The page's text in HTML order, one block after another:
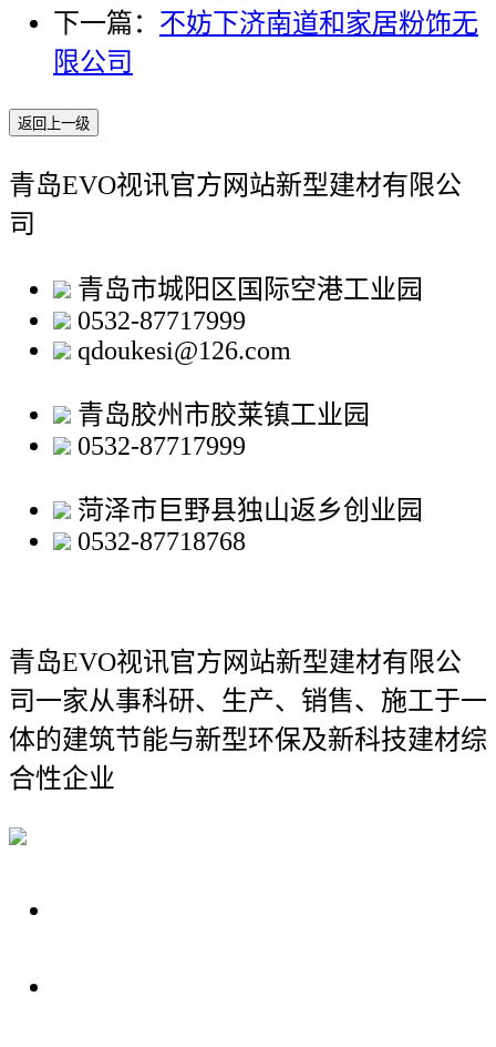
下一篇： 不妨下济南道和家居粉饰无
限公司
返回上一级
青岛EVO视讯官方网站新型建材有限公
司
青岛市城阳区国际空港工业园
0532-87717999
qdoukesi@126.com
青岛胶州市胶莱镇工业园
0532-87717999
菏泽市巨野县独山返乡创业园
0532-87718768
青岛EVO视讯官方网站新型建材有限公
司一家从事科研、生产、销售、施工于一
体的建筑节能与新型环保及新科技建材综
合性企业